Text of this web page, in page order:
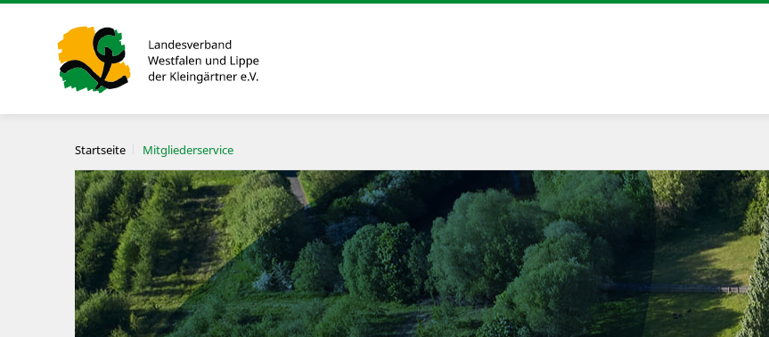
Startseite Mitgliederservice